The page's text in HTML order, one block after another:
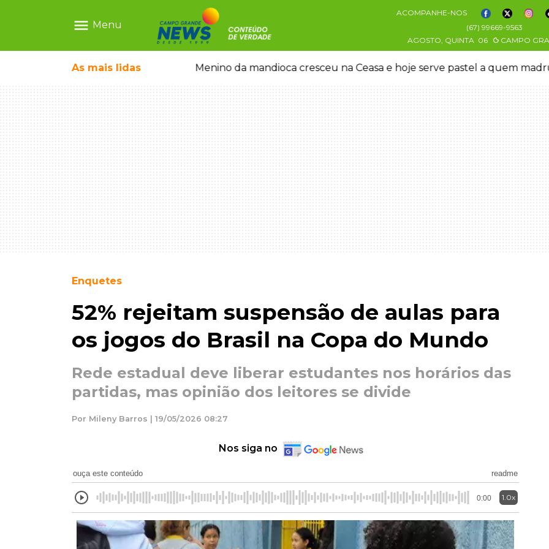
menu Menu
ACOMPANHE-NOS
(67) 99669-9563
AGOSTO, QUINTA 06 CAMPO
As mais lidas
mercado ilegal de emagrecedores Menino da mandioca cresceu na Ceasa e hoje serve pastel a quem
Enquetes
52% rejeitam suspensão de aulas para
os jogos do Brasil na Copa do Mundo
Rede estadual deve liberar estudantes nos horários das
partidas, mas opinião dos leitores se divide
Por Mileny Barros | 19/05/2026 08:27
Nos siga no
ouça este conteúdo readme
0:00 1.0x